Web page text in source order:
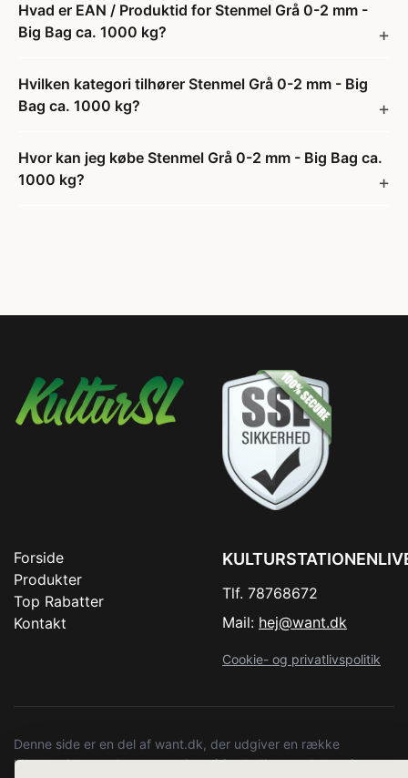
Hvad er EAN / Produktid for Stenmel Grå 0-2 mm -
Big Bag ca. 1000 kg?
Hvilken kategori tilhører Stenmel Grå 0-2 mm - Big
Bag ca. 1000 kg?
Hvor kan jeg købe Stenmel Grå 0-2 mm - Big Bag ca.
1000 kg?
Forside
Produkter
Top Rabatter
Kontakt
Tlf. 78768672
Mail: hej@want.dk
Cookie- og privatlivspolitik
Denne side er en del af want.dk, der udgiver en række
hjemmesider med præsentation af forskellige produkter fra